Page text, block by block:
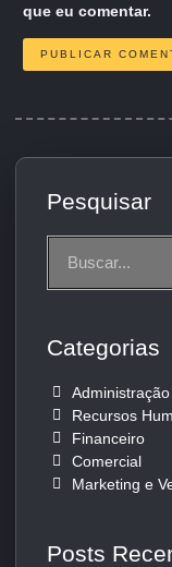
que eu comentar.
Pesquisar
Categorias
Administração
Recursos
Financeiro
Comercial
Marketing e
Posts